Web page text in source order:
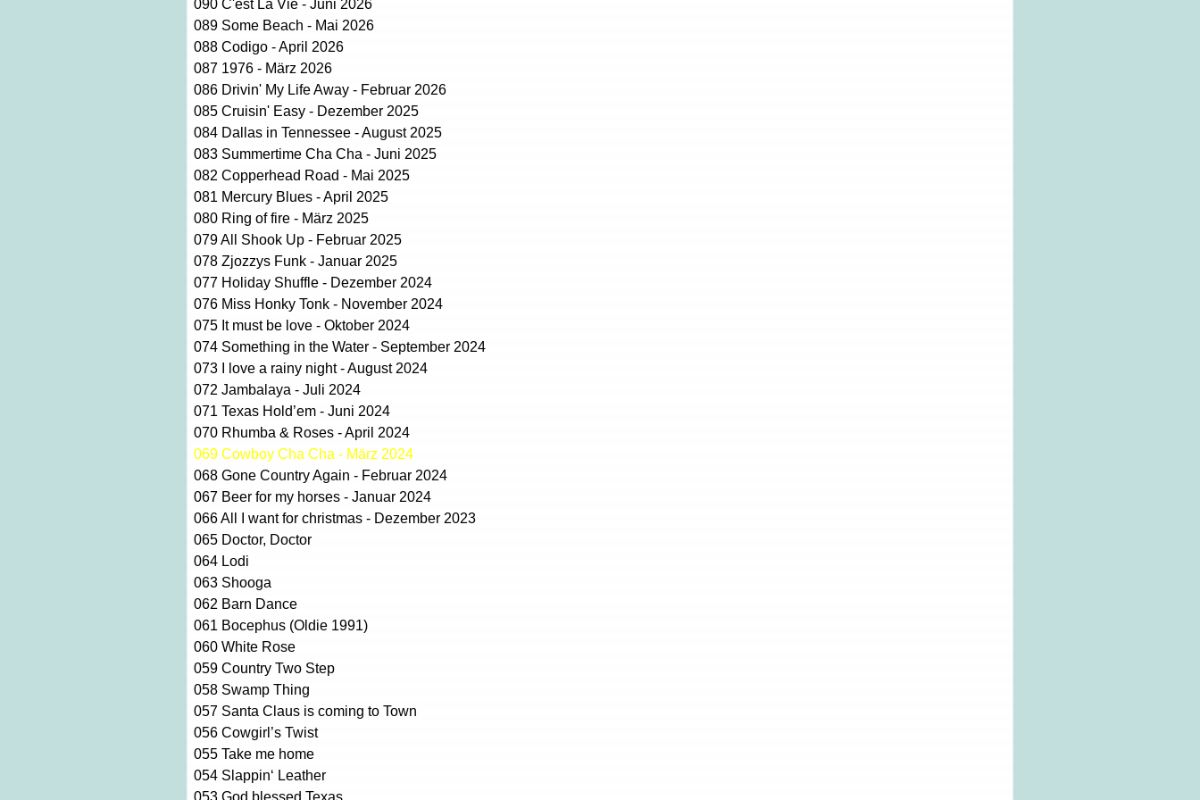
090 C'est La Vie - Juni 2026
089 Some Beach - Mai 2026
088 Codigo - April 2026
087 1976 - März 2026
086 Drivin' My Life Away - Februar 2026
085 Cruisin' Easy - Dezember 2025
084 Dallas in Tennessee - August 2025
083 Summertime Cha Cha - Juni 2025
082 Copperhead Road - Mai 2025
081 Mercury Blues - April 2025
080 Ring of fire - März 2025
079 All Shook Up - Februar 2025
078 Zjozzys Funk - Januar 2025
077 Holiday Shuffle - Dezember 2024
076 Miss Honky Tonk - November 2024
075 It must be love - Oktober 2024
074 Something in the Water - September 2024
073 I
love a rainy night - August 2024
072 Jambalaya - Juli 2024
071 Texas Hold’em - Juni 2024
070 Rhumba & Roses - April 2024
069 Cowboy Cha Cha - März 2024
068 Gone Country Again - Februar 2024
067 Beer for my horses - Januar 2024
066 All I want for christmas - Dezember 2023
065 Doctor, Doctor
064 Lodi
063 Shooga
062 Barn Dance
061 Bocephus (Oldie 1991)
060 White Rose
059 Country Two Step
058 Swamp Thing
057 Santa Claus is coming to Town
056 Cowgirl’s Twist
055 Take me home
054 Slappin‘ Leather
053 God blessed Texas